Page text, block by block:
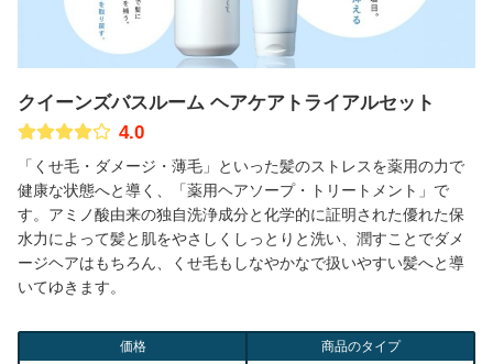
クイーンズバスルーム ヘアケアトライアルセット
4.0
「くせ毛・ダメージ・薄毛」といった髪のストレスを薬用の力で
健康な状態へと導く、「薬用ヘアソープ・トリートメント」で
す。アミノ酸由来の独自洗浄成分と化学的に証明された優れた保
水力によって髪と肌をやさしくしっとりと洗い、潤すことでダメ
ージヘアはもちろん、くせ毛もしなやかなで扱いやすい髪へと導
いてゆきます。
価格 商品のタイプ